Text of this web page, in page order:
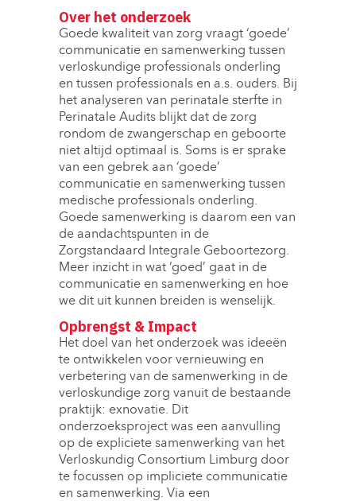
Over het onderzoek
Goede kwaliteit van zorg vraagt ‘goede’
communicatie en samenwerking tussen
verloskundige professionals onderling
en tussen professionals en a.s. ouders. Bij
het analyseren van perinatale sterfte in
Perinatale Audits blijkt dat de zorg
rondom de zwangerschap en geboorte
niet altijd optimaal is. Soms is er sprake
van een gebrek aan ‘goede’
communicatie en samenwerking tussen
medische professionals onderling.
Goede samenwerking is daarom een van
de aandachtspunten in de
Zorgstandaard Integrale Geboortezorg.
Meer inzicht in wat ‘goed’ gaat in de
communicatie en samenwerking en hoe
we dit uit kunnen breiden is wenselijk.
Opbrengst & Impact
Het doel van het onderzoek was ideeën
te ontwikkelen voor vernieuwing en
verbetering van de samenwerking in de
verloskundige zorg vanuit de bestaande
praktijk: exnovatie. Dit
onderzoeksproject was een aanvulling
op de expliciete samenwerking van het
Verloskundig Consortium Limburg door
te focussen op impliciete communicatie
en samenwerking. Via een